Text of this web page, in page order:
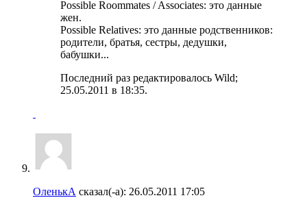
Possible Roommates / Associates: это данные
жен.
Possible Relatives: это данные родственников:
родители, братья, сестры, дедушки,
бабушки...
Последний раз редактировалось Wild;
25.05.2011 в 18:35.
ОленькА сказал(-а): 26.05.2011 17:05